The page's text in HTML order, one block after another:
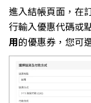
進入結帳頁面，在
行輸入優惠代碼或
用的優惠券，您可